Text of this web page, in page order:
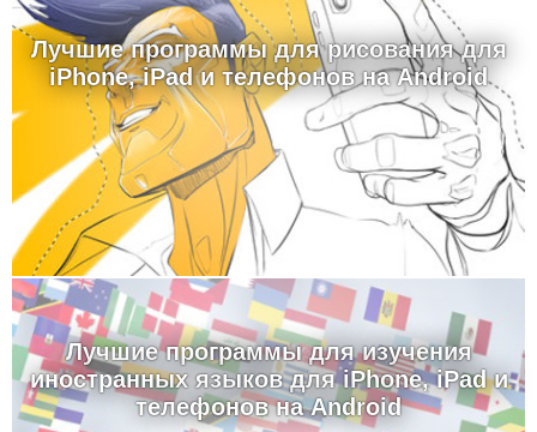
Лучшие программы для рисования для
iPhone, iPad и телефонов на Android
Лучшие программы для изучения
иностранных языков для iPhone, iPad и
телефонов на Android